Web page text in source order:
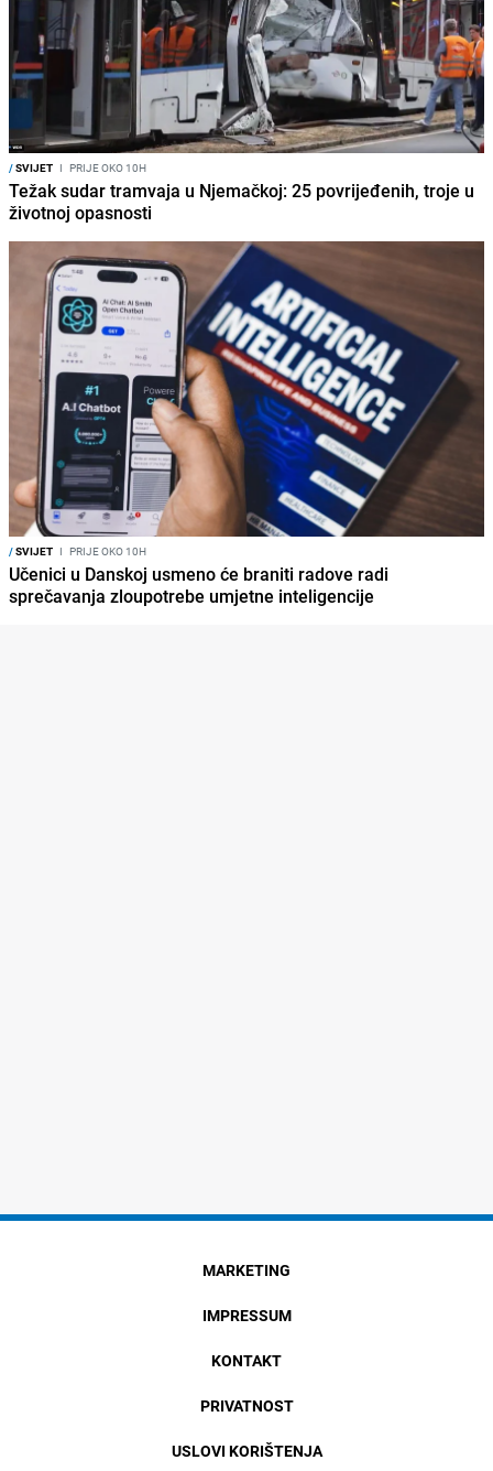
/SVIJET I PRIJE OKO 10H
Težak sudar tramvaja u Njemačkoj: 25 povrijeđenih, troje u
životnoj opasnosti
/SVIJET I PRIJE OKO 10H
Učenici u Danskoj usmeno će braniti radove radi
sprečavanja zloupotrebe umjetne inteligencije
MARKETING
IMPRESSUM
KONTAKT
PRIVATNOST
USLOVI KORIŠTENJA